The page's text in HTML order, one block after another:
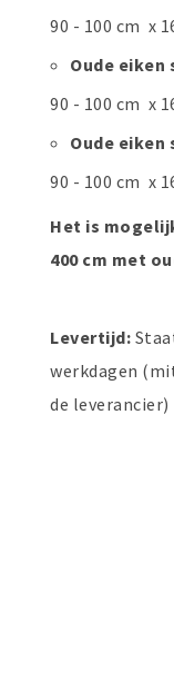
90 - 100 cm x
Oude eiken
90 - 100 cm x
Oude eiken
90 - 100 cm x
Het is
400 cm met
Levertijd:
werkdagen
de